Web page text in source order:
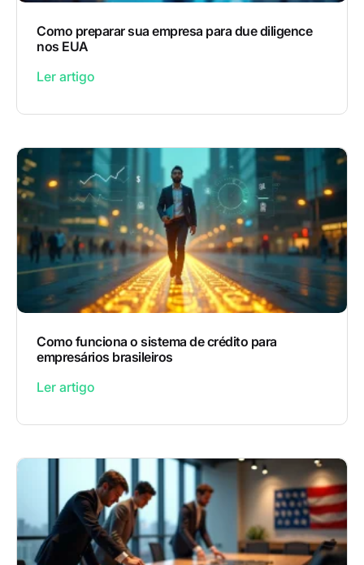
Como preparar sua empresa para due diligence
nos EUA
Ler artigo
Como funciona o sistema de crédito para
empresários brasileiros
Ler artigo